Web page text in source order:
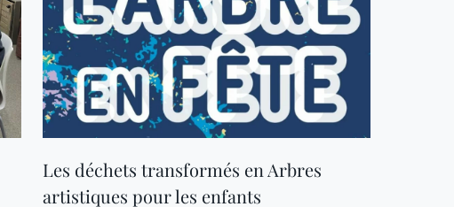
Les déchets transformés en Arbres
artistiques pour les enfants